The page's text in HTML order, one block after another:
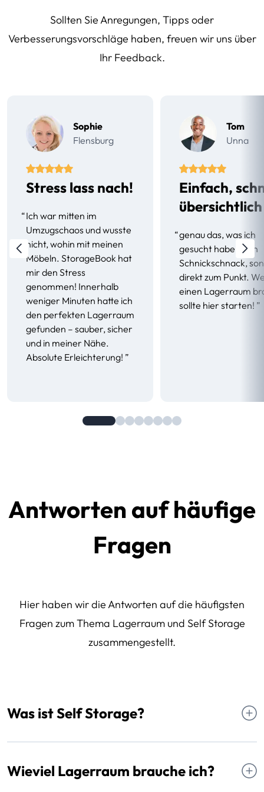
Sollten Sie Anregungen, Tipps oder
Verbesserungsvorschläge haben, freuen wir uns über
Ihr Feedback.
Sophie
Flensburg
Stress lass nach!
“Ich war mitten im
Umzugschaos und wusste
nicht, wohin mit meinen
Möbeln. StorageBook hat
mir den Stress
genommen! Innerhalb
weniger Minuten hatte ich
den perfekten Lagerraum
gefunden – sauber, sicher
und in meiner Nähe.
Absolute Erleichterung! ”
Tom
Unna
Einfach,
übersichtlich
“genau das, was ich
gesucht habe. Kein
Schnickschnack,
direkt zum Punkt.
einen Lagerraum
sollte hier starten! ”
Antworten auf häufige
Fragen
Hier haben wir die Antworten auf die häufigsten
Fragen zum Thema Lagerraum und Self Storage
zusammengestellt.
Was ist Self Storage?
Selfstorage kommt aus den USA und steht für "selbst
Lagerbox in Ihrer Nähe. Wie ein trockener, sicherer
Ersatzkeller. Den Transport Ihrer Sachen übernehmen Sie in
Wieviel Lagerraum brauche ich?